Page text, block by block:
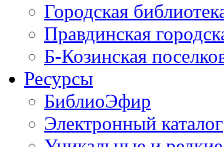
Городская
Правдинская
Б-Козинская
Ресурсы
БиблиоЭфир
Электронный каталог